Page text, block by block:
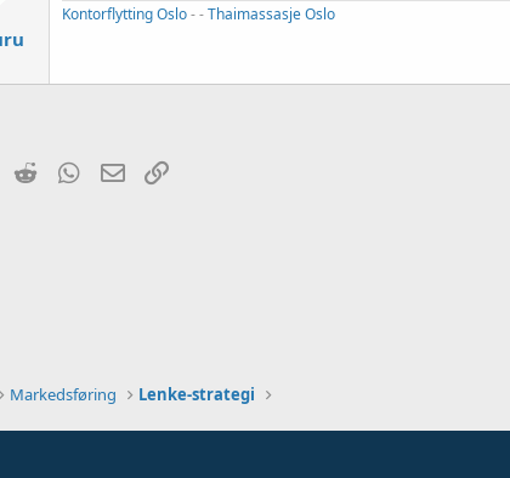
Kontorflytting Oslo- -Thaimassasje Oslo
Twitter Reddit WhatsApp
E-post
Markedsføring Lenke-strategi